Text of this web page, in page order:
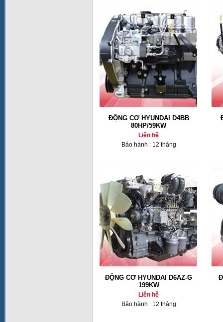
ĐỘNG CƠ HYUNDAI D4BB
80HP/59KW
Liên hệ
Bảo hành : 12 tháng
ĐỘNG CƠ HYUNDAI D6AZ-G
199KW
Liên hệ
Bảo hành : 12 tháng